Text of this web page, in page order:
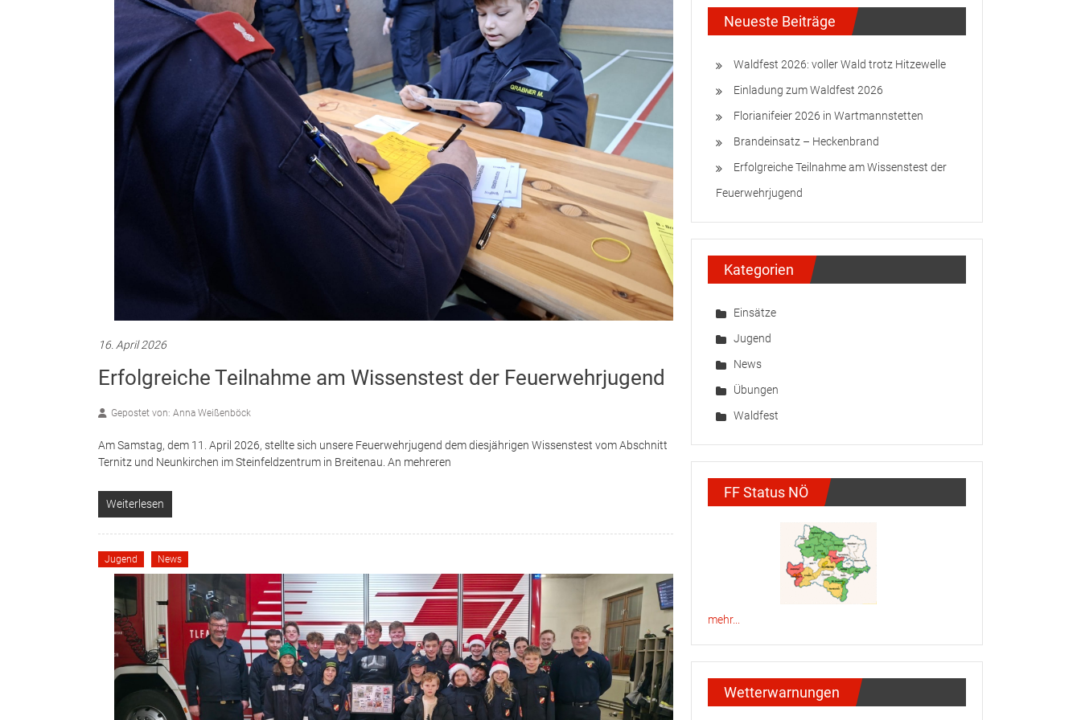
16. April 2026
Erfolgreiche Teilnahme am Wissenstest der Feuerwehrjugend
Gepostet von: Anna Weißenböck
Am Samstag, dem 11. April 2026, stellte sich unsere Feuerwehrjugend dem diesjährigen Wissenstest vom Abschnitt
Ternitz und Neunkirchen im Steinfeldzentrum in Breitenau. An mehreren
Weiterlesen
Jugend News
Neueste Beiträge
Waldfest 2026: voller Wald trotz Hitzewelle
Einladung zum Waldfest 2026
Florianifeier 2026 in Wartmannstetten
Brandeinsatz – Heckenbrand
Erfolgreiche Teilnahme am Wissenstest der
Feuerwehrjugend
Kategorien
Einsätze
Jugend
News
Übungen
Waldfest
FF Status NÖ
mehr...
Wetterwarnungen